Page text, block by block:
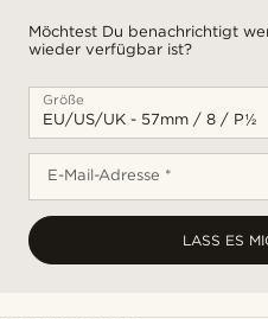
Möchtest Du benachrichtigt
wieder verfügbar ist?
Größe
E-Mail-Adresse *
LASS ES